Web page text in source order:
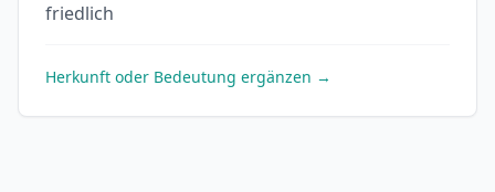
friedlich
Herkunft oder Bedeutung ergänzen →